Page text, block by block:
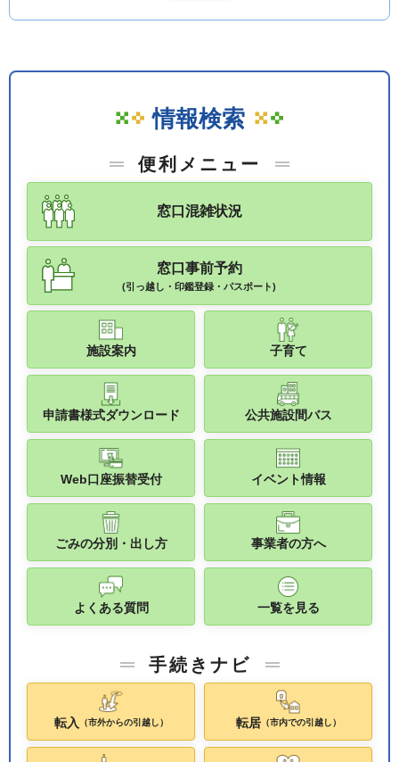
情報検索
便利メニュー
窓口混雑状況
窓口事前予約
(引っ越し・印鑑登録・パスポート)
施設案内 子育て
申請書様式ダウンロード 公共施設間バス
Web口座振替受付 イベント情報
ごみの分別・出し方 事業者の方へ
よくある質問 一覧を見る
手続きナビ
転入 （市外からの引越し） 転居（市内での引越し）